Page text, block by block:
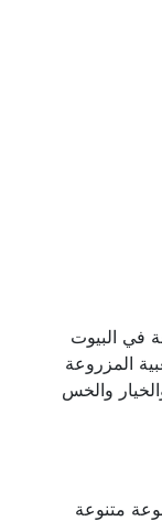
في البيوت
المزروعة
والخس
متنوعة